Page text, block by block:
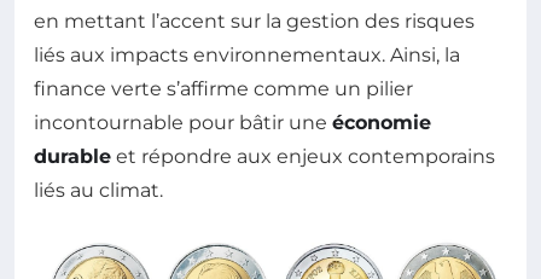
en mettant l’accent sur la gestion des risques
liés aux impacts environnementaux. Ainsi, la
finance verte s’affirme comme un pilier
incontournable pour bâtir une économie
durable et répondre aux enjeux contemporains
liés au climat.